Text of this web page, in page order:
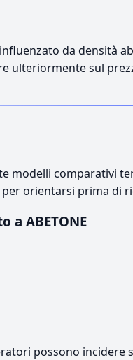
da densità
ulteriormente sul
modelli comparativi
orientarsi prima di
a ABETONE
possono incidere